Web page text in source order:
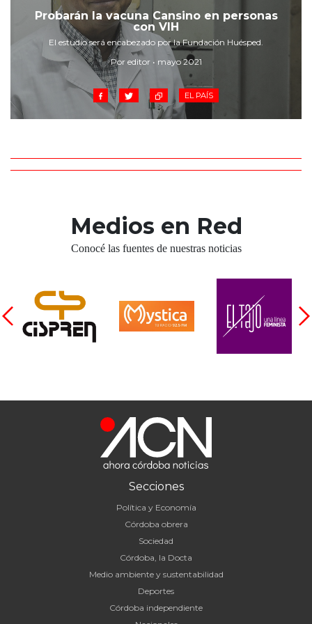
Cruz del Eje
Corredor de Ansenuza
La Carlota y zona
Laboulaye y sur
Bell Ville
Río Tercero
Despeñaderos
Probarán la vacuna Cansino en personas
con VIH
El estudio será encabezado por la Fundación Huésped.
Por editor • mayo 2021
EL PAÍS
Medios en Red
Conocé las fuentes de nuestras noticias
Secciones
Política y Economía
Córdoba obrera
Sociedad
Córdoba, la Docta
Medio ambiente y sustentabilidad
Deportes
Córdoba independiente